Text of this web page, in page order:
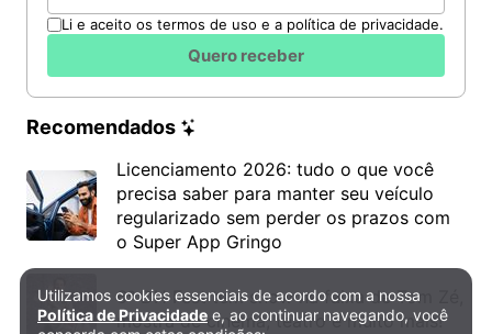
Li e aceito os termos de uso e a política de privacidade.
Quero receber
Recomendados
Licenciamento 2026: tudo o que você
precisa saber para manter seu veículo
regularizado sem perder os prazos com
o Super App Gringo
6º DH Fest tem show na faixa de Tom Zé,
mostra de cinema, teatro e muito mais!
Política de Privacidade e Cookies
Utilizamos cookies essenciais de acordo com a nossa
Política de Privacidade e, ao continuar navegando, você